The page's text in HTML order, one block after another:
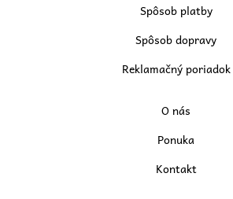
Spôsob platby
Spôsob dopravy
Reklamačný poriadok
O nás
Ponuka
Kontakt